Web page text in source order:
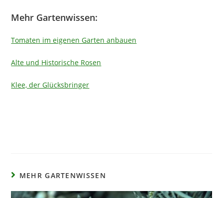
Mehr Gartenwissen:
Tomaten im eigenen Garten anbauen
Alte und Historische Rosen
Klee, der Glücksbringer
MEHR GARTENWISSEN